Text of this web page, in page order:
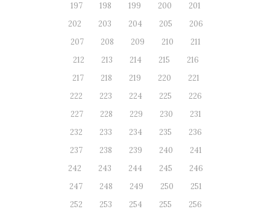
197
198 199 200
201
202
203 204 205
206
207
208 209 210
211
212
213 214 215
216
217
218 219 220
221
222
223 224 225
226
227
228 229 230
231
232
233 234 235
236
237
238 239 240
241
242
243 244 245
246
247
248 249 250
251
252
253 254 255
256